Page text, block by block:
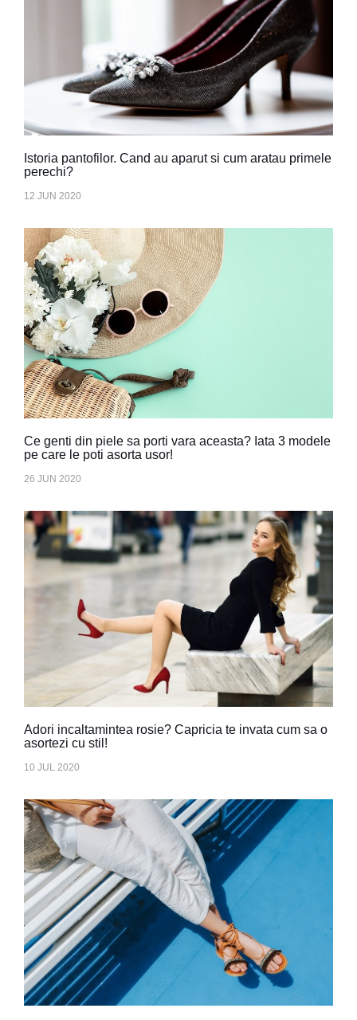
Istoria pantofilor. Cand au aparut si cum aratau primele
perechi?
12 JUN 2020
Ce genti din piele sa porti vara aceasta? Iata 3 modele
pe care le poti asorta usor!
26 JUN 2020
Adori incaltamintea rosie? Capricia te invata cum sa o
asortezi cu stil!
10 JUL 2020